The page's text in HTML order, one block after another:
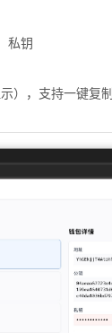
私钥
），支持一键复制